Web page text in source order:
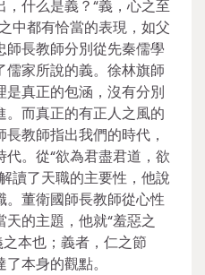
什么是義？“義，心之至
中都有恰當的表現，如父
長教師分別從先秦儒學
家所說的義。徐林旗師
真正的包涵，沒有分別
而真正的有正人之風的
教師指出我們的時代，
。從“欲為君盡君道，欲
讀了天職的主要性，他說
。董衛國師長教師從心性
的主題，他就“羞惡之
本也；義者，仁之節
本身的觀點。